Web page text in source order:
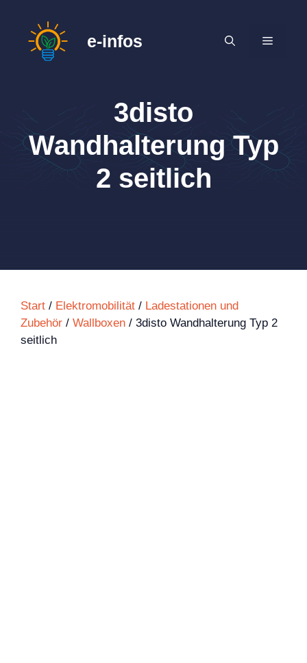
springen
e-infos MENÜ
3disto
Wandhalterung Typ
2 seitlich
Start / Elektromobilität / Ladestationen und
Zubehör / Wallboxen / 3disto Wandhalterung Typ 2
seitlich